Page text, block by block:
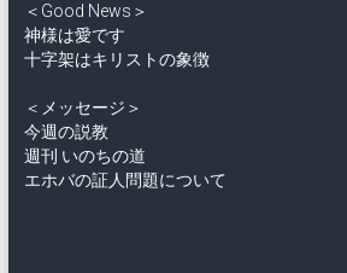
＜Good News＞
神様は愛です
十字架はキリストの象徴
＜メッセージ＞
今週の説教
週刊 いのちの道
エホバの証人問題について